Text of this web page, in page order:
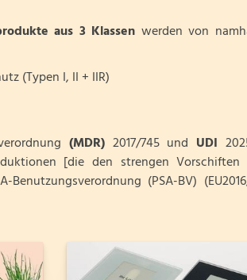
aus 3 Klassen werden von
(Typen I, II + IIR)
(MDR)2017/745 und UDI
[die den strengen Vorschiften
(PSA-BV)